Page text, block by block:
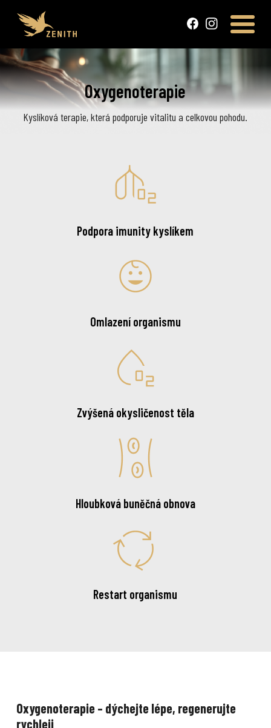
Oxygenoterapie
Kyslíková terapie, která podporuje vitalitu a celkovou pohodu.
Podpora imunity kyslíkem
Omlazení organismu
Zvýšená okysličenost těla
Hloubková buněčná obnova
Restart organismu
Oxygenoterapie – dýchejte lépe, regenerujte
rychleji